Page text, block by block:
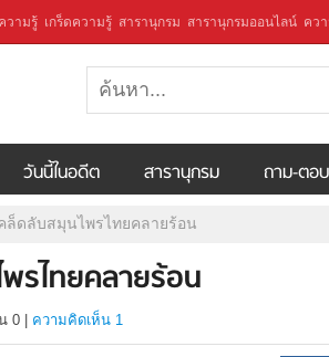
ความรู้ เกร็ดความรู้ สารานุกรม สารานุกรมออนไลน์ คว
วันนี้ในอดีต สารานุกรม ถาม-ตอบ
ล็ดลับสมุนไพรไทยคลายร้อน
รไทยคลายร้อน
0 ความคิดเห็น 1